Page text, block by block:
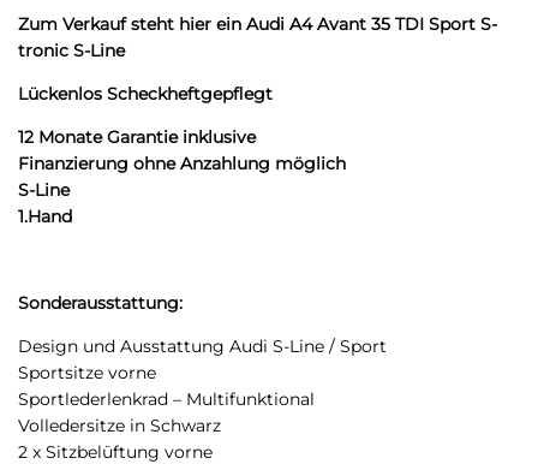
Zum Verkauf steht hier ein Audi A4 Avant 35 TDI Sport S-
tronic S-Line
Lückenlos Scheckheftgepflegt
12 Monate Garantie inklusive
Finanzierung ohne Anzahlung möglich
S-Line
1.Hand
Sonderausstattung:
Design und Ausstattung Audi S-Line / Sport
Sportsitze vorne
Sportlederlenkrad – Multifunktional
Volledersitze in Schwarz
2 x Sitzbelüftung vorne